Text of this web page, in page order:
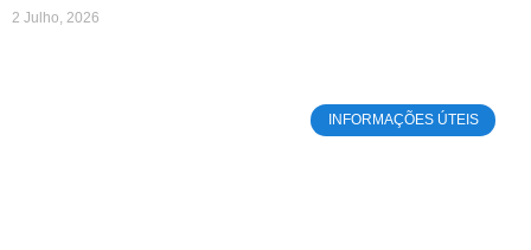
2 Julho, 2026
INFORMAÇÕES ÚTEIS